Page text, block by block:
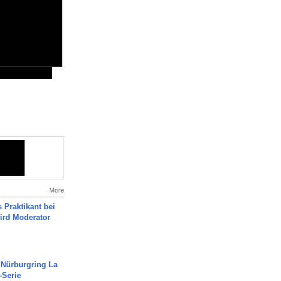
More
Praktikant bei
Moderator
Nürburgring La
Serie